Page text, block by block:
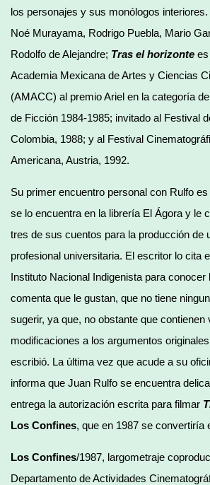
los personajes y sus monólogos
Noé Murayama, Rodrigo Puebla, Mario
Rodolfo de Alejandre; Tras el horizonte
Academia Mexicana de Artes y Ciencias
(AMACC) al premio Ariel en la categoría
de Ficción 1984-1985; invitado al Festival
Colombia, 1988; y al Festival
Americana, Austria, 1992.
Su primer encuentro personal con Rulfo
se lo encuentra en la librería El Ágora y le
tres de sus cuentos para la producción de
profesional universitaria. El escritor lo cita
Instituto Nacional Indigenista para conocer
comenta que le gustan, que no tiene
sugerir, ya que, no obstante que contienen
modificaciones a los argumentos
escribió. La última vez que acude a su
informa que Juan Rulfo se encuentra
entrega la autorización escrita para filmar
Los Confines, que en 1987 se convertiría
Los Confines/1987, largometraje
Departamento de Actividades